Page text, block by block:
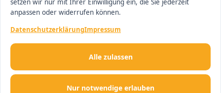
setzen wir nur mit Ihrer Einwilligung ein, die Sie jederzeit
anpassen oder widerrufen können.
DatenschutzerklärungImpressum
Nur notwendige erlauben
Alle zulassen